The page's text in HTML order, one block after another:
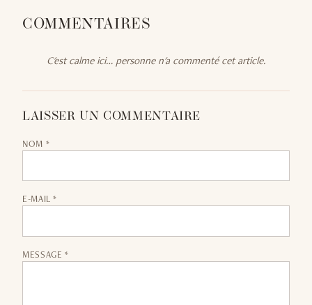
COMMENTAIRES
C'est calme ici… personne n'a commenté cet article.
LAISSER UN COMMENTAIRE
NOM *
E-MAIL *
MESSAGE *